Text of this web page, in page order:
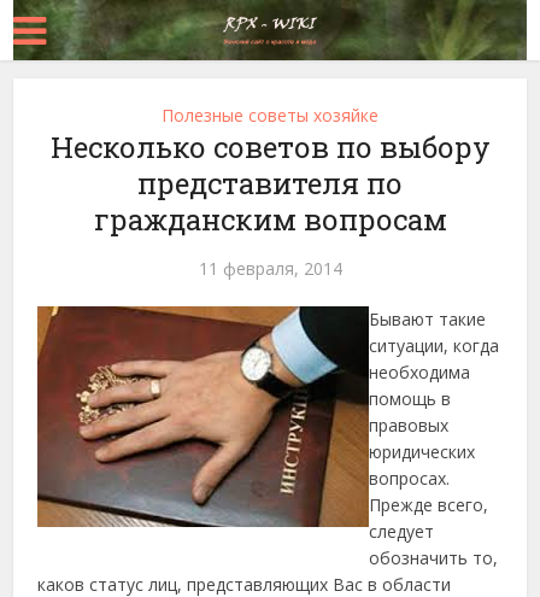
Полезные советы хозяйке
Несколько советов по выбору
представителя по
гражданским вопросам
11 февраля, 2014
Бывают такие
ситуации, когда
необходима
помощь в
правовых
юридических
вопросах.
Прежде всего,
следует
обозначить то,
каков статус лиц, представляющих Вас в области